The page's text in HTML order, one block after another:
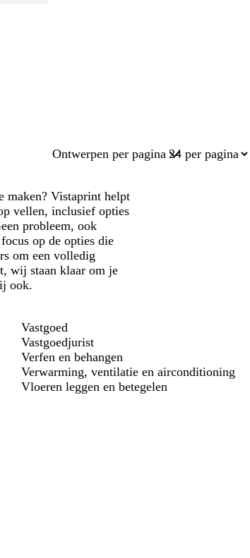
Ontwerpen per pagina
maken? Vistaprint helpt
vellen, inclusief opties
probleem, ook
op de opties die
om een volledig
wij staan klaar om je
ook.
Vastgoed
Vastgoedjurist
Verfen en behangen
Verwarming, ventilatie en airconditioning
Vloeren leggen en betegelen